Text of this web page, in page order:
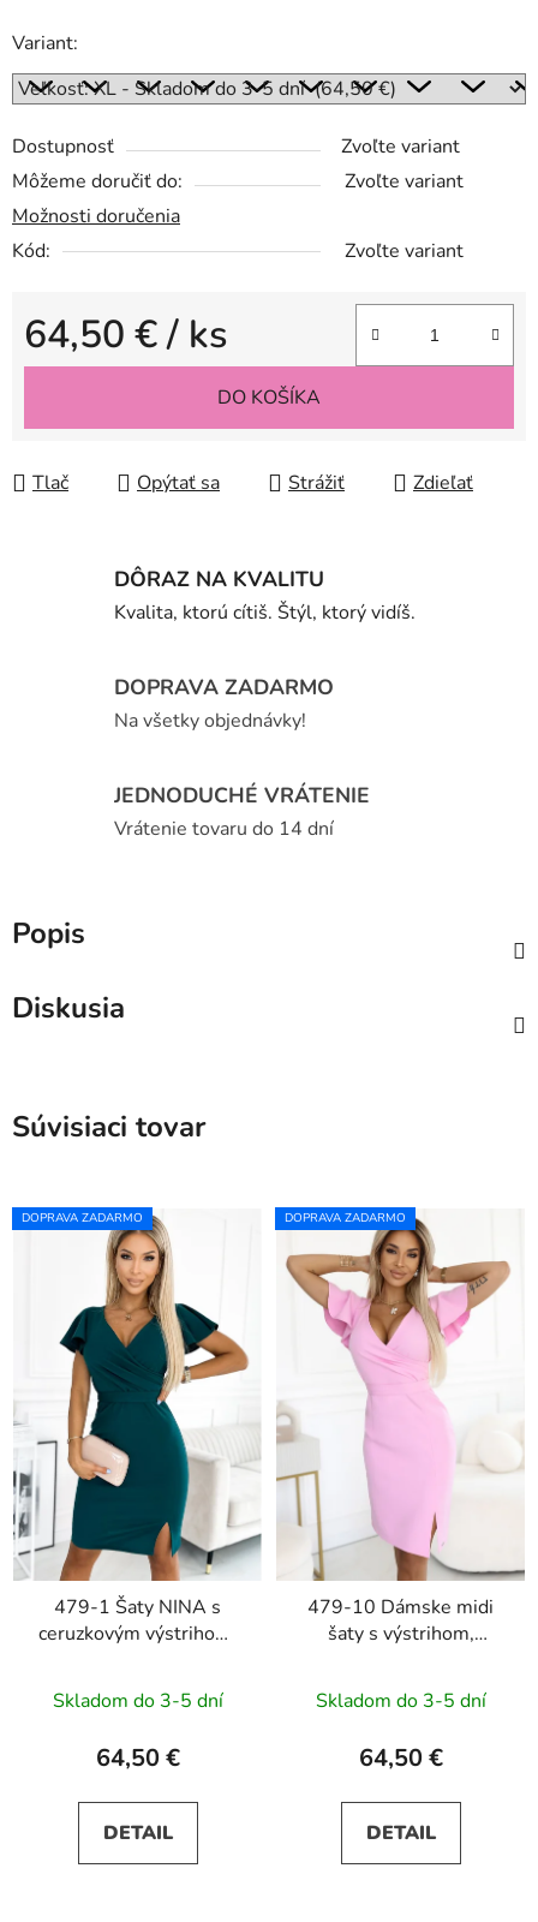
Variant:
Dostupnosť
Zvoľte variant
Môžeme doručiť do:
Zvoľte variant
Možnosti doručenia
Kód:
Zvoľte variant
64,50 €/ ks
Jednotková cena:
DO KOŠÍKA
Tlač Opýtať sa Strážiť Zdieľať
DÔRAZ NA KVALITU
Kvalita, ktorú cítiš. Štýl, ktorý vidíš.
DOPRAVA ZADARMO
Na všetky objednávky!
JEDNODUCHÉ VRÁTENIE
Vrátenie tovaru do 14 dní
Popis
Diskusia
Súvisiaci tovar
DOPRAVA ZADARMO
479-1 Šaty NINA s
ceruzkovým výstrihom,
zelené
Skladom do 3-5 dní
64,50 €
DETAIL
DOPRAVA ZADARMO
479-10 Dámske midi
šaty s výstrihom,
NINA - ružová
Skladom do 3-5 dní
64,50 €
DETAIL